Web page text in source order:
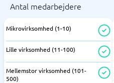
Antal medarbejdere
Mikrovirksomhed (1-10)
Lille virksomhed (11-100)
Mellemstor virksomhed (101-
500)